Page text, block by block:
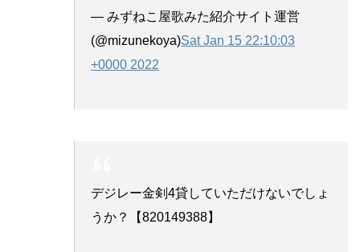
— みずねこ屋歌みた紹介サイト運営
(@mizunekoya)Sat Jan 15 22:10:03
+0000 2022
デジレー金剣4貸していただけないでしょ
うか？【820149388】